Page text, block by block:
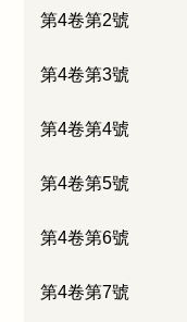
第4卷第2號
第4卷第3號
第4卷第4號
第4卷第5號
第4卷第6號
第4卷第7號